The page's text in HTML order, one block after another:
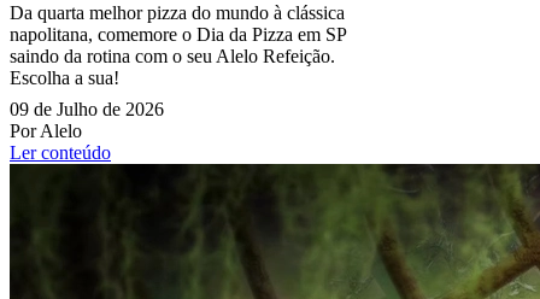
Da quarta melhor pizza do mundo à clássica
napolitana, comemore o Dia da Pizza em SP
saindo da rotina com o seu Alelo Refeição.
Escolha a sua!
09 de Julho de 2026
Por Alelo
Ler conteúdo